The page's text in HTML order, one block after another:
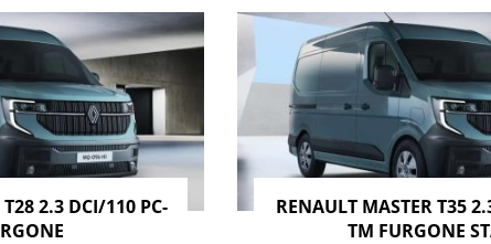
2.3 DCI/110 PC-
RENAULT MASTER T35
TM FURGONE